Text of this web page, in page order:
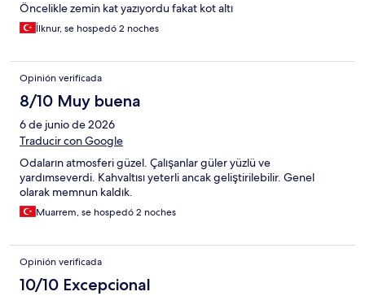
Öncelikle zemin kat yazıyordu fakat kot altı
İlknur, se hospedó 2 noches
Opinión verificada
8/10 Muy buena
6 de junio de 2026
Traducir con Google
Odaların atmosferi güzel. Çalışanlar güler yüzlü ve
yardımseverdi. Kahvaltısı yeterli ancak geliştirilebilir. Genel
olarak memnun kaldık.
Muarrem, se hospedó 2 noches
Opinión verificada
10/10 Excepcional